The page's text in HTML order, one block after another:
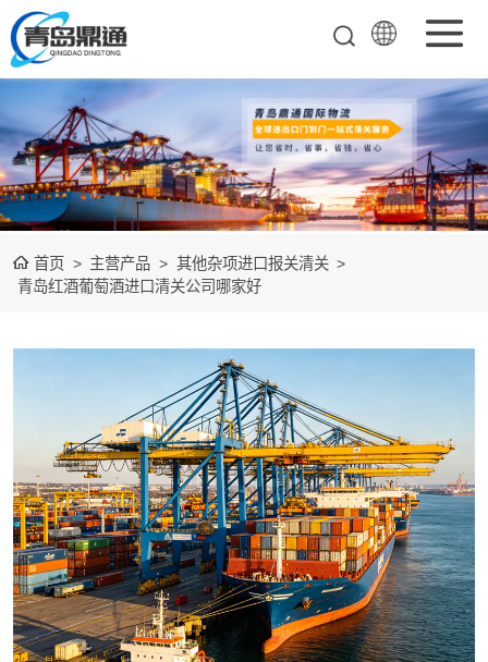
首页 > 主营产品 > 其他杂项进口报关清关 >
青岛红酒葡萄酒进口清关公司哪家好
矿产品进口报关
清关
农副产品进口报
关清关
水产冻品进口报
关
化妆品进口报关
其他杂项进口报
关清关